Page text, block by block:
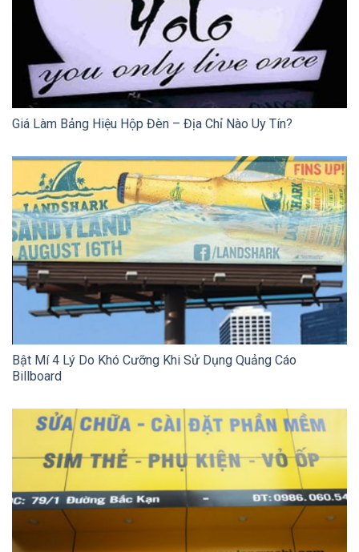
Giá Làm Bảng Hiệu Hộp Đèn – Địa Chỉ Nào Uy Tín?
Bật Mí 4 Lý Do Khó Cưỡng Khi Sử Dụng Quảng Cáo
Billboard